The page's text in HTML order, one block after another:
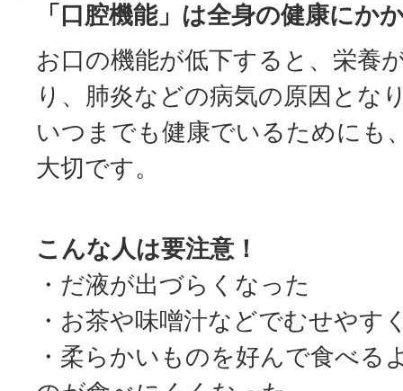
「口腔機能」は全身の健康にか
お口の機能が低下すると、栄養
り、肺炎などの病気の原因とな
いつまでも健康でいるためにも
大切です。
こんな人は要注意！
・だ液が出づらくなった
・お茶や味噌汁などでむせやす
・柔らかいものを好んで食べる